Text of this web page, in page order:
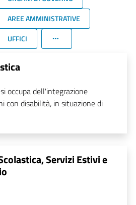
AREE AMMINISTRATIVE
UFFICI
occupa dell'integrazione
con disabilità, in situazione di
Servizi Estivi e